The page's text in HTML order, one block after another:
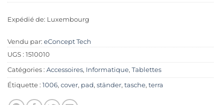
Expédié de: Luxembourg
Vendu par: eConcept Tech
UGS : 1510010
Catégories : Accessoires, Informatique, Tablettes
Étiquette : 1006, cover, pad, ständer, tasche, terra